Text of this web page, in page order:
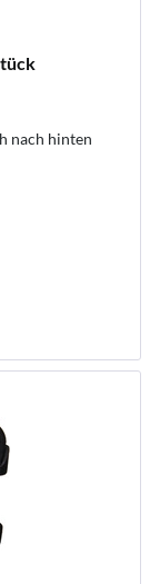
nach hinten